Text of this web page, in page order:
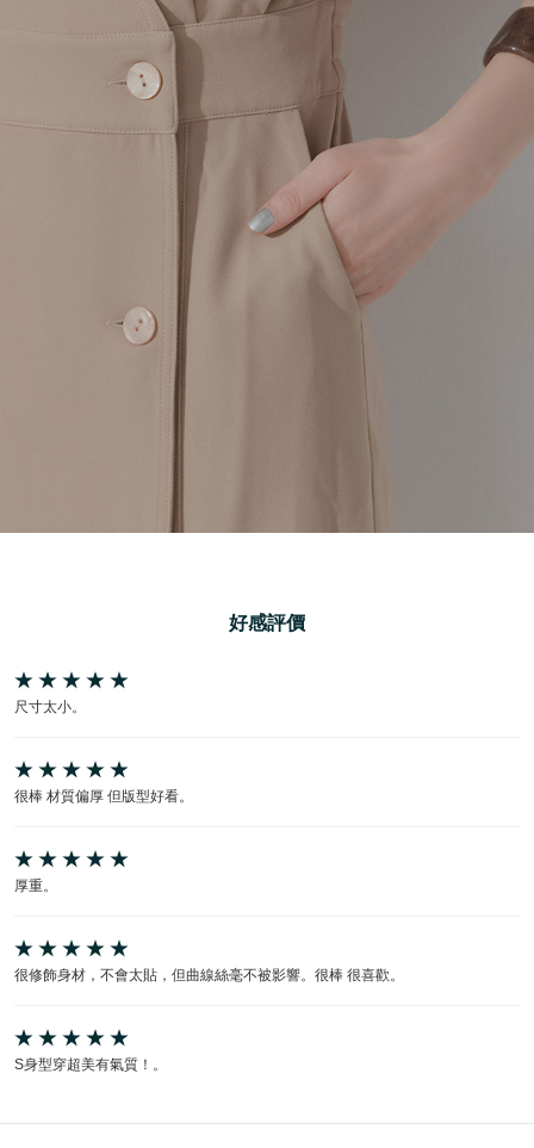
好感評價
尺寸太小。
很棒 材質偏厚 但版型好看。
厚重。
很修飾身材，不會太貼，但曲線絲毫不被影響。很棒 很喜歡。
S身型穿超美有氣質！。